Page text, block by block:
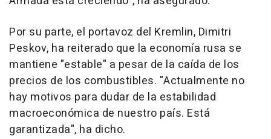
Por su parte, el portavoz del Kremlin, Dimitri
Peskov, ha reiterado que la economía rusa se
mantiene "estable" a pesar de la caída de los
precios de los combustibles. "Actualmente no
hay motivos para dudar de la estabilidad
macroeconómica de nuestro país. Está
garantizada", ha dicho.